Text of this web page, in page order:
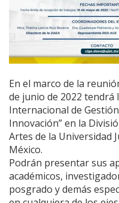
En el marco de la
de junio de 2022
Internacional de Gestión
Innovación” en la
Artes de la Universidad
México.
Podrán presentar sus
académicos,
posgrado y demás